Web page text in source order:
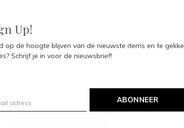
Up!
op de hoogte blijven van de nieuwste items en te gekke
Schrijf je in voor de nieuwsbrief!
ABONNEER
promoties